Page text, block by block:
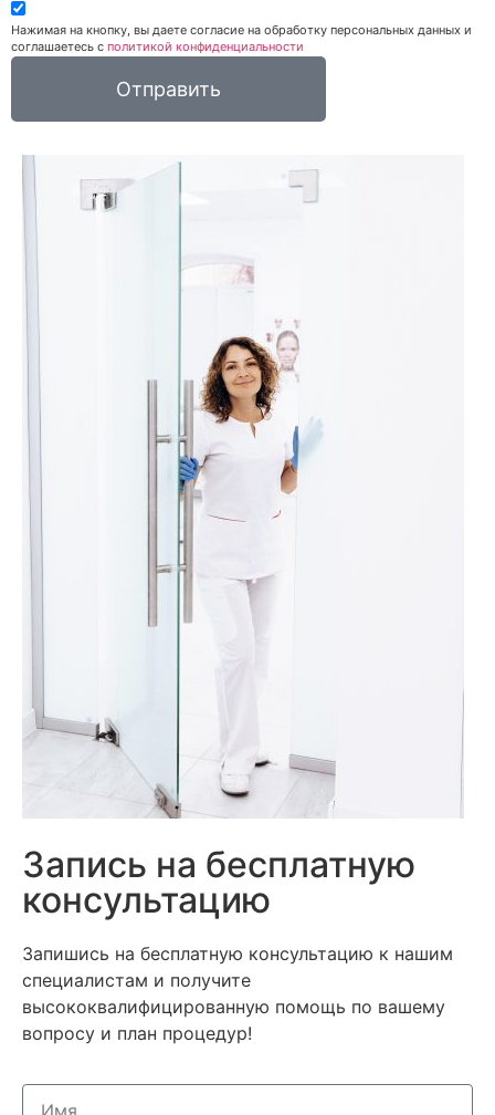
Нажимая на кнопку, вы даете согласие на обработку персональных данных и
соглашаетесь c политикой конфиденциальности
Отправить
Запись на бесплатную
консультацию
Запишись на бесплатную консультацию к нашим
специалистам и получите
высококвалифицированную помощь по вашему
вопросу и план процедур!